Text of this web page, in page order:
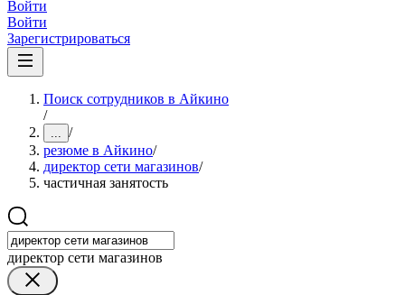
Войти
Войти
Зарегистрироваться
Поиск сотрудников в Айкино
/
... /
резюме в Айкино/
директор сети магазинов/
частичная занятость
директор сети магазинов